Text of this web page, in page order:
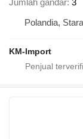
Jumlah gandar 3
Polandia,
KM-Import